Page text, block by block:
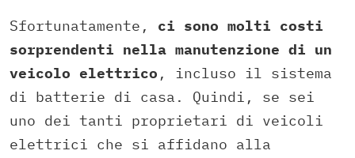
Sfortunatamente, ci sono molti costi
sorprendenti nella manutenzione di un
veicolo elettrico , incluso il sistema
di batterie di casa. Quindi, se sei
uno dei tanti proprietari di veicoli
elettrici che si affidano alla